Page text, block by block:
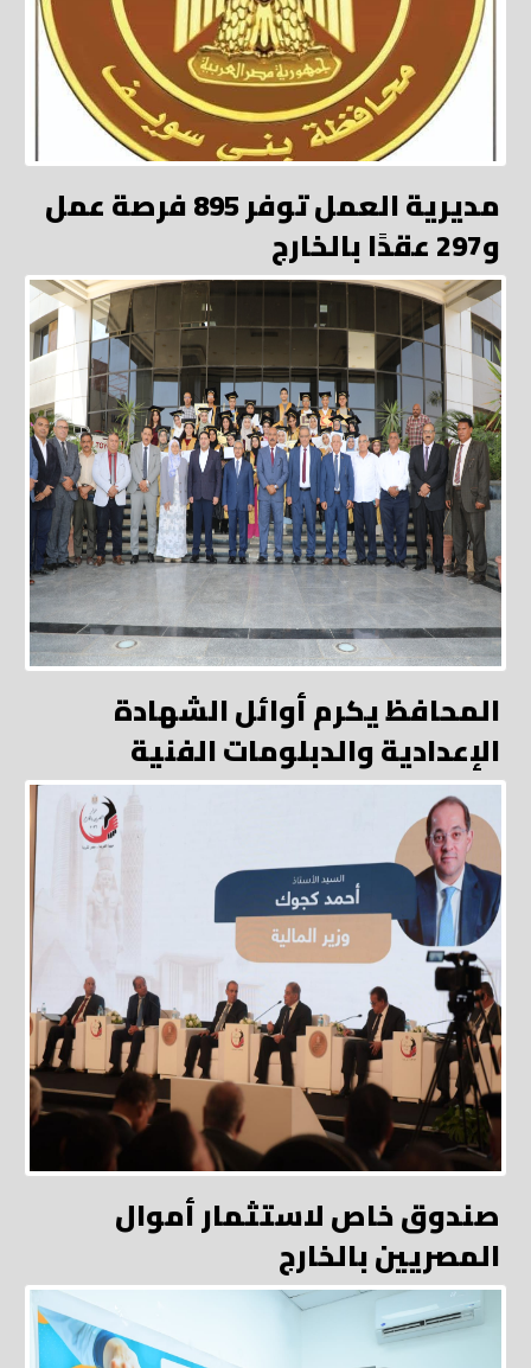
مديرية العمل توفر 895 فرصة عمل
و297 عقدًا بالخارج
المحافظ يكرم أوائل الشهادة
الإعدادية والدبلومات الفنية
صندوق خاص لاستثمار أموال
المصريين بالخارج